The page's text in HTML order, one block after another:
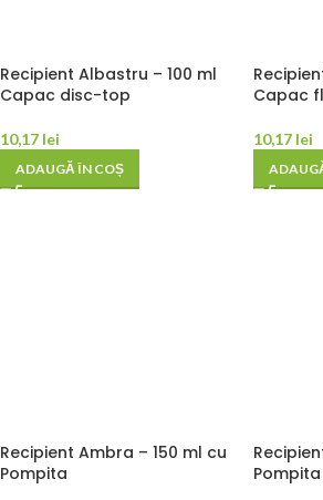
Recipient Albastru – 100 ml
Capac disc-top
10,17 lei
ADAUGĂ ÎN COȘ
Capac
10,17 lei
Recipient Ambra – 150 ml cu
Pompita
Pompita